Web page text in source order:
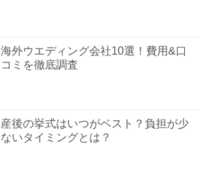
海外ウエディング会社10選！費用&口
コミを徹底調査
産後の挙式はいつがベスト？負担が少
ないタイミングとは？